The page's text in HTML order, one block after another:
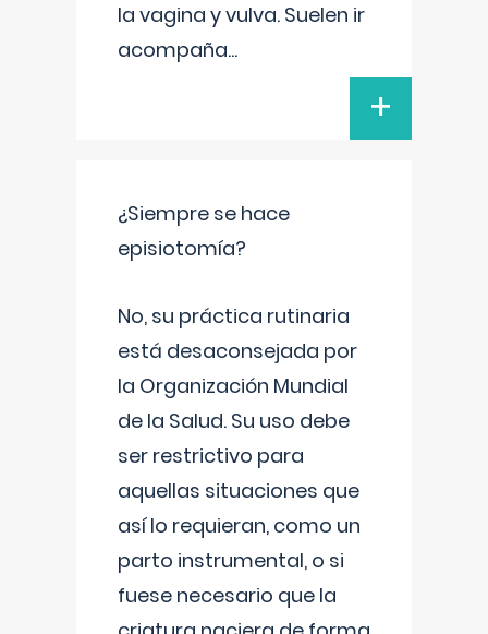
la vagina y vulva. Suelen ir
acompaña...
+
¿Siempre se hace
episiotomía?
No, su práctica rutinaria
está desaconsejada por
la Organización Mundial
de la Salud. Su uso debe
ser restrictivo para
aquellas situaciones que
así lo requieran, como un
parto instrumental, o si
fuese necesario que la